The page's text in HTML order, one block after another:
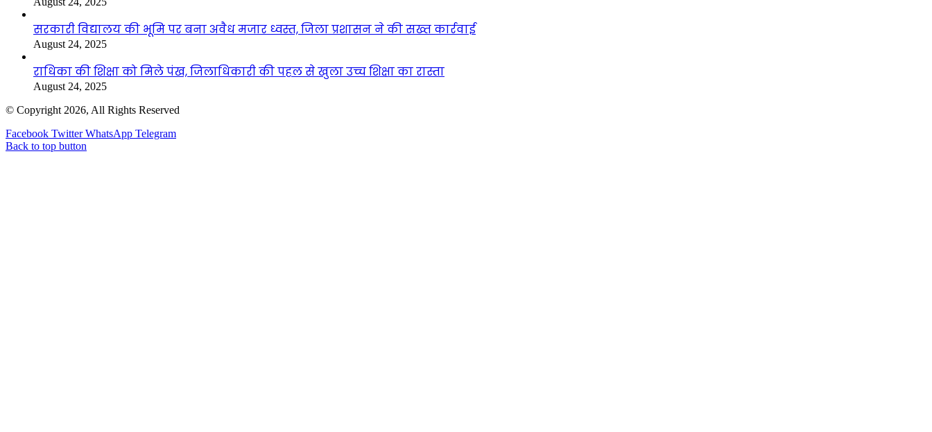
सरकारी विद्यालय की भूमि पर बना अवैध मजार ध्वस्त, जिला प्रशासन ने की सख्त कार्रवाई
August 24, 2025
राधिका की शिक्षा को मिले पंख, जिलाधिकारी की पहल से खुला उच्च शिक्षा का रास्ता
August 24, 2025
© Copyright 2026, All Rights Reserved
Facebook Twitter WhatsApp Telegram
Back to top button